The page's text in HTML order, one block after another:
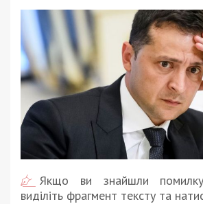
Якщо ви знайшли
виділіть фрагмент тексту та